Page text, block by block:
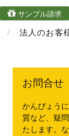
法人のお客
sample
サンプル請求
お問合せ
かんぴょう
質など、疑
たします。